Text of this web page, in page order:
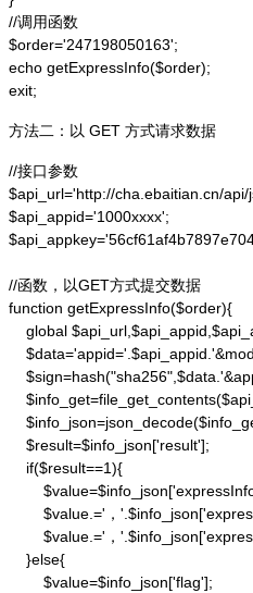
//调用函数
$order='247198050163';
echo getExpressInfo($order);
exit;
方法二：以 GET 方式请求数据
//接口参数
$api_url='http://cha.ebaitian.cn/api/
$api_appid='1000xxxx';
//函数，以GET方式提交数据
function getExpressInfo($order){
global
    $result=$info_json['result'];
    if($result==1){
$value.='，
$value.='，
    }else{
        $value=$info_json['flag'];